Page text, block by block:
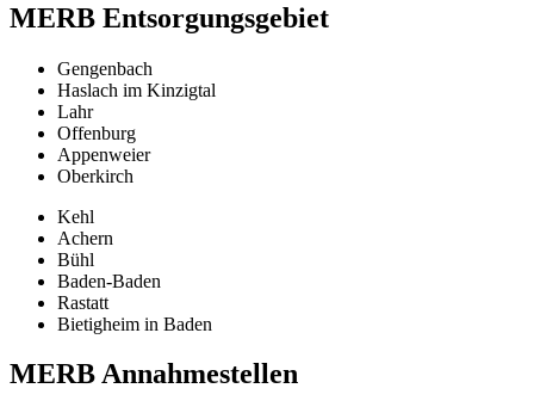
MERB Entsorgungsgebiet
Gengenbach
Haslach im Kinzigtal
Lahr
Offenburg
Appenweier
Oberkirch
Kehl
Achern
Bühl
Baden-Baden
Rastatt
Bietigheim in Baden
MERB Annahmestellen